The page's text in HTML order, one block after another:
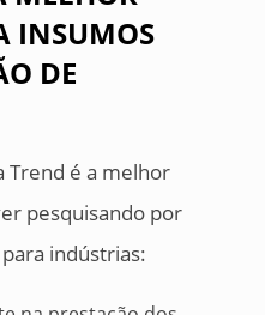
INSUMOS
DE
Trend é a melhor
pesquisando por
indústrias: